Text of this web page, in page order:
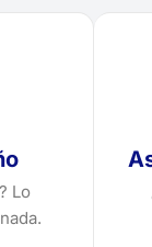
Lo